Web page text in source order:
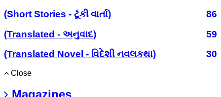
(Short Stories - ટૂંકી વાર્તા)
86
(Translated - અનુવાદ)
59
(Translated Novel - વિદેશી નવલકથા)
30
Close
Magazines